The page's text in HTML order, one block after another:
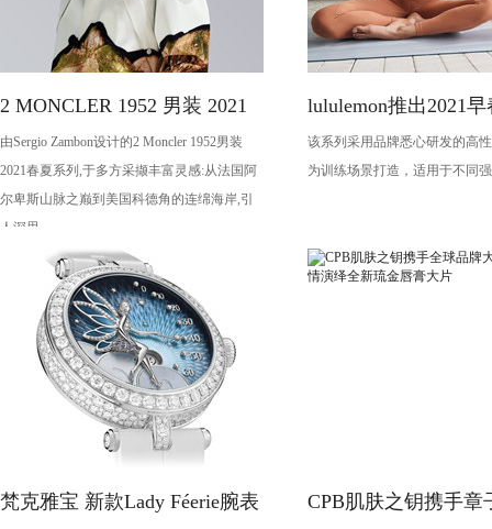
2 MONCLER 1952 男装 2021
春夏系列
由Sergio Zambon设计的2 Moncler 1952男装
2021春夏系列,于多方采撷丰富灵感:从法国阿
尔卑斯山脉之巅到美国科德角的连绵海岸,引
人深思。
lululemon推出2021
备
该系列采用品牌悉心研发的高
为训练场景打造，适用于不同
梵克雅宝 新款Lady Féerie腕表 CPB肌肤之钥携手章